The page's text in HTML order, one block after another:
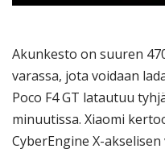
Akunkesto on suuren
varassa, jota voidaan
Poco F4 GT latautuu
minuutissa. Xiaomi
CyberEngine X-